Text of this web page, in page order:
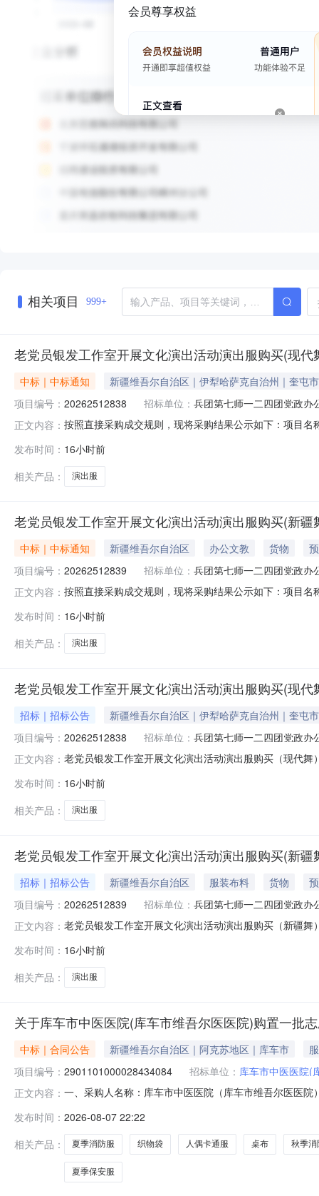
会员尊享权益
相关项目 999+
老党员银发工作室开展文化演出活动演出服购买(现
中标｜中标通知
新疆维吾尔自治区｜伊犁哈萨克自治州｜奎屯市
项目编号： 20262512838 招标单位： 兵团第七师一二四团党政办
正文内容： 按照直接采购成交规则，现将采购结果公示如下：项目
成交金额优惠率现成交奎屯星耀演艺文化有限公司中选
发布时间： 16小时前
相关产品：
演出服
老党员银发工作室开展文化演出活动演出服购买(新
中标｜中标通知 新疆维吾尔自治区 办公文教 货物
项目编号： 20262512839 招标单位： 兵团第七师一二四团党政办
正文内容： 按照直接采购成交规则，现将采购结果公示如下：项目
成交金额优惠率现成交奎屯星耀演艺文化有限公司中选
发布时间： 16小时前
相关产品：
演出服
老党员银发工作室开展文化演出活动演出服购买(现代
招标｜招标公告
新疆维吾尔自治区｜伊犁哈萨克自治州｜奎屯市
项目编号： 20262512838 招标单位： 兵团第七师一二四团党政办
正文内容： 老党员银发工作室开展文化演出活动演出服购买（现代
发布时间： 16小时前
相关产品：
演出服
老党员银发工作室开展文化演出活动演出服购买(新疆
招标｜招标公告 新疆维吾尔自治区 服装布料 货物
项目编号： 20262512839 招标单位： 兵团第七师一二四团党政办
正文内容： 老党员银发工作室开展文化演出活动演出服购买（新疆
发布时间： 16小时前
相关产品：
演出服
关于库车市中医医院(库车市维吾尔医医院)购置一批
中标｜合同公告 新疆维吾尔自治区｜阿克苏地区｜库车市
项目编号： 2901101000028434084 招标单位： 库车市中医医院(
正文内容： 一、采购人名称：库车市中医医院（库车市维吾尔医医
顿/BAIJINDUN消防鞋双8.0017814242阿黎桌布台布/餐
发布时间： 2026-08-07 22:22
相关产品：
夏季消防服 织物袋 人偶卡通服 桌布 秋季消
夏季保安服